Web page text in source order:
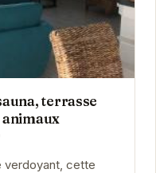
terrasse
verdoyant, cette